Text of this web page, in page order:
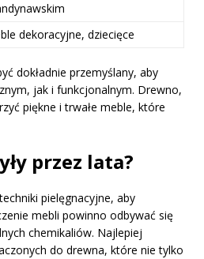
dekoracyjne, dziecięce
dokładnie przemyślany, aby
jak i funkcjonalnym. Drewno,
piękne i trwałe meble, które
przez lata?
pielęgnacyjne, aby
mebli powinno odbywać się
chemikaliów. Najlepiej
do drewna, które nie tylko